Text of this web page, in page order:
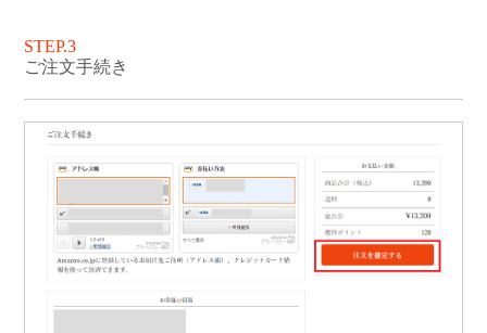
STEP.3
ご注文手続き